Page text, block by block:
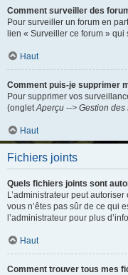
Comment surveiller des
Pour surveiller un forum en
lien « Surveiller ce forum »
Haut
Comment puis-je supprimer
Pour supprimer vos
(ongletAperçu --> Gestion
Haut
Fichiers joints
Quels fichiers joints sont
L’administrateur peut
vous n’êtes pas sûr de ce qui
l’administrateur pour plus
Haut
Comment trouver tous mes